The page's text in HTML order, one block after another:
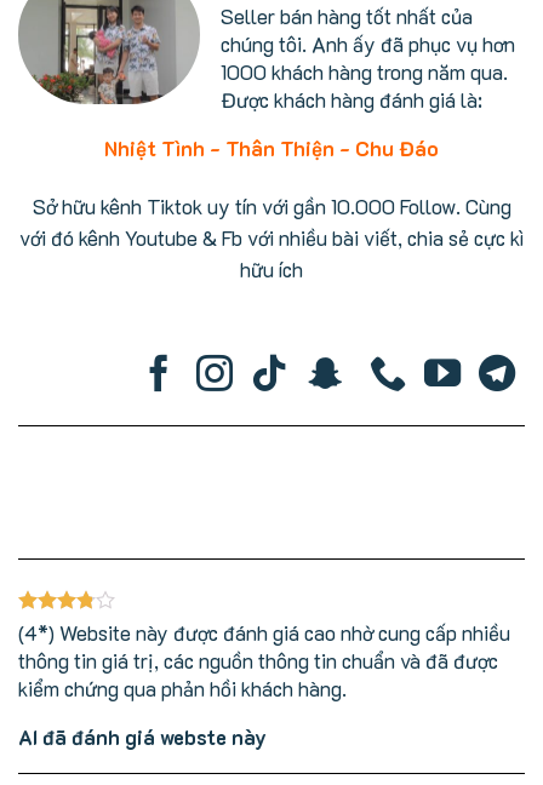
Seller bán hàng tốt nhất của
chúng tôi. Anh ấy đã phục vụ hơn
1000 khách hàng trong năm qua.
Được khách hàng đánh giá là:
Nhiệt Tình - Thân Thiện - Chu Đáo
Sở hữu kênh Tiktok uy tín với gần 10.000 Follow. Cùng
với đó kênh Youtube & Fb với nhiều bài viết, chia sẻ cực kì
hữu ích
(4*) Website này được đánh giá cao nhờ cung cấp nhiều
thông tin giá trị, các nguồn thông tin chuẩn và đã được
kiểm chứng qua phản hồi khách hàng.
AI đã đánh giá webste này